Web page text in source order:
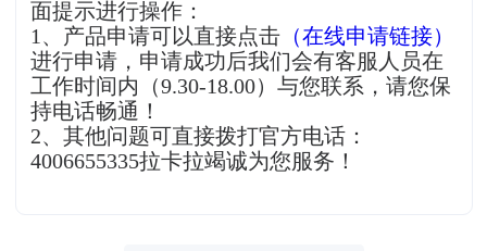
面提示进行操作：
1、产品申请可以直接点击 （在线申请链接）
进行申请，申请成功后我们会有客服人员在
工作时间内（9.30-18.00）与您联系，请您保
持电话畅通！
2、其他问题可直接拨打官方电话：
4006655335拉卡拉竭诚为您服务！